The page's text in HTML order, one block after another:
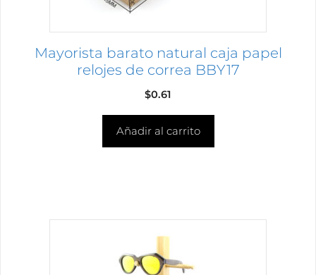
Mayorista barato natural caja papel
relojes de correa BBY17
$0.61
Añadir al carrito